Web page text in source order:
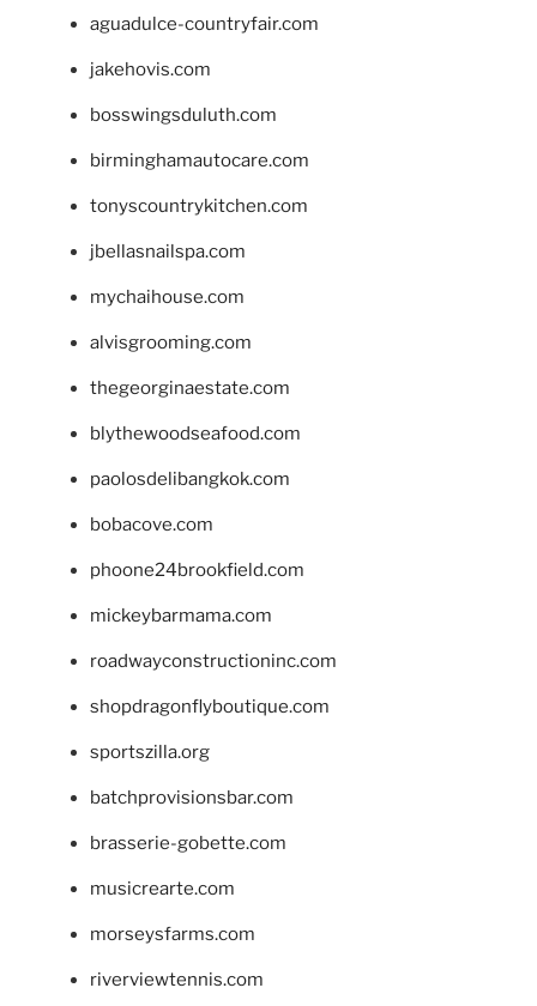
aguadulce-countryfair.com
jakehovis.com
bosswingsduluth.com
birminghamautocare.com
tonyscountrykitchen.com
jbellasnailspa.com
mychaihouse.com
alvisgrooming.com
thegeorginaestate.com
blythewoodseafood.com
paolosdelibangkok.com
bobacove.com
phoone24brookfield.com
mickeybarmama.com
roadwayconstructioninc.com
shopdragonflyboutique.com
sportszilla.org
batchprovisionsbar.com
brasserie-gobette.com
musicrearte.com
morseysfarms.com
riverviewtennis.com